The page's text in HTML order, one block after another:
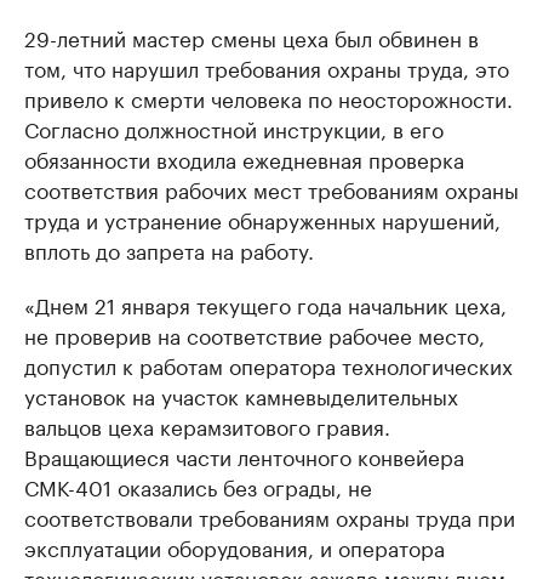
29-летний мастер смены цеха был обвинен в
том, что нарушил требования охраны труда, это
привело к смерти человека по неосторожности.
Согласно должностной инструкции, в его
обязанности входила ежедневная проверка
соответствия рабочих мест требованиям охраны
труда и устранение обнаруженных нарушений,
вплоть до запрета на работу.
«Днем 21 января текущего года начальник цеха,
не проверив на соответствие рабочее место,
допустил к работам оператора технологических
установок на участок камневыделительных
вальцов цеха керамзитового гравия.
Вращающиеся части ленточного конвейера
СМК-401 оказались без ограды, не
соответствовали требованиям охраны труда при
эксплуатации оборудования, и оператора